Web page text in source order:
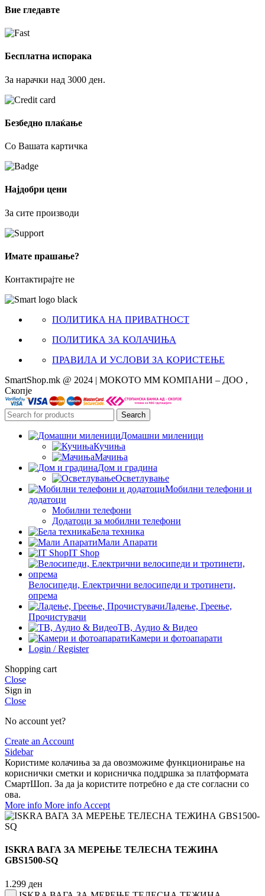
Вие гледавте
Бесплатна испорака
За нарачки над 3000 ден.
Безбедно плаќање
Со Вашата картичка
Најдобри цени
За сите производи
Имате прашање?
Контактирајте не
ПОЛИТИКА НА ПРИВАТНОСТ
ПОЛИТИКА ЗА КОЛАЧИЊА
ПРАВИЛА И УСЛОВИ ЗА КОРИСТЕЊЕ
SmartShop.mk @ 2024 | МОКОТО ММ КОМПАНИ – ДОО ,
Скопје
Search
Домашни миленици
Кучиња
Мачиња
Дом и градина
Осветлување
Мобилни телефони и
додатоци
Мобилни телефони
Додатоци за мобилни телефони
Бела техника
Мали Апарати
IT Shop
Велосипеди, Електрични велосипеди и тротинети,
опрема
Ладење, Греење,
Прочистувачи
ТВ, Аудио & Видео
Камери и фотоапарати
Login / Register
Shopping cart
Close
Sign in
Close
No account yet?
Create an Account
Sidebar
Користиме колачиња за да овозможиме функционирање на
кориснички сметки и корисничка поддршка за платформата
СмартШоп. За да ја користите потребно е да сте согласни со
ова.
More info More info Accept
ISKRA ВАГА ЗА МЕРЕЊЕ ТЕЛЕСНА ТЕЖИНА
GBS1500-SQ
1.299 ден